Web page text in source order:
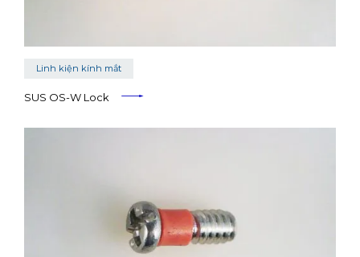
Linh kiện kính mắt
SUS OS-W Lock